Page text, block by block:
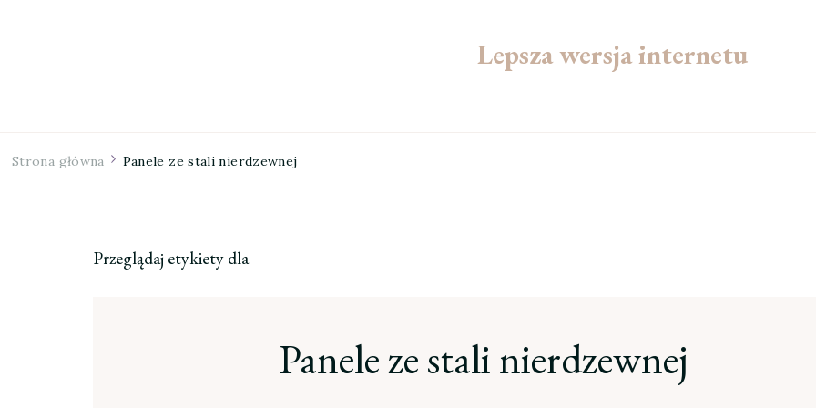
Lepsza wersja internetu
Strona główna Panele ze stali nierdzewnej
Przeglądaj etykiety dla
Panele ze stali nierdzewnej